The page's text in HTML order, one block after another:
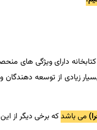
یا کتابخانه دارای ویژگی
می باشدکه برخی دیگر از